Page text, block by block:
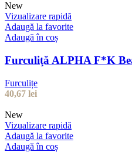
New
Vizualizare rapidă
Adaugă la favorite
Adaugă în coș
Furculiţă ALPHA F*K
Furculițe
40,67 lei
New
Vizualizare rapidă
Adaugă la favorite
Adaugă în coș